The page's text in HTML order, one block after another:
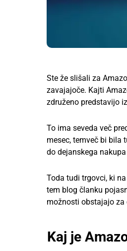
Ste že slišali za
zavajajoče. Kajti
združeno predstavijo
To ima seveda več
mesec, temveč bi bila
do dejanskega
Toda tudi trgovci, ki
tem blog članku
možnosti obstajajo za
Kaj je